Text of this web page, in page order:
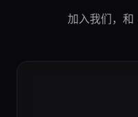
加入我们，